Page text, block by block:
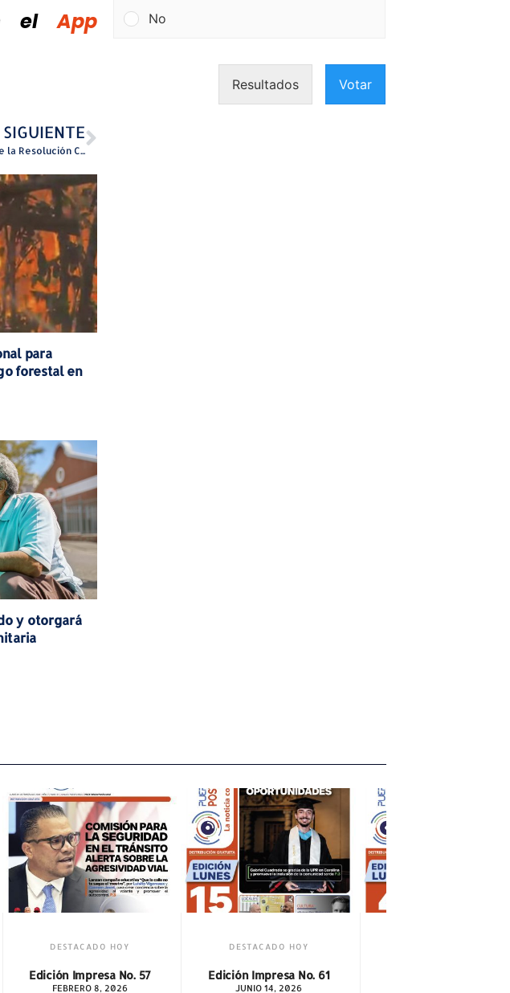
el
App
SIGUIENTE
El representante logró la aprobación unánime de la Resolución Conjunta del Senado 0109, una medida de gran impacto para el municipio de Utuado
para
forestal en
y otorgará
No
Resultados Votar
57
DESTACADO HOY
Edición Impresa No. 61
JUNIO 14, 2026